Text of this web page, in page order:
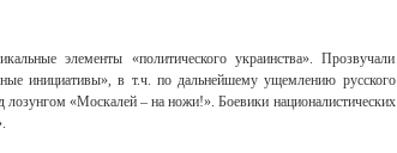
элементы «политического украинства». Прозвучали
инициативы», в т.ч. по дальнейшему ущемлению русского
«Москалей – на ножи!». Боевики националистических